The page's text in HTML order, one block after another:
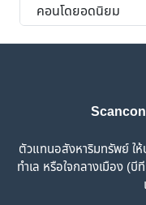
คอนโดยอดนิยม
ตัวแทนอสังหาริมทรัพย์ ให้
ทำเล หรือใจกลางเมือง (